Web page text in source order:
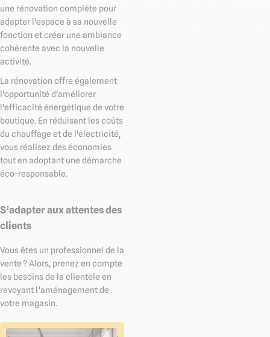
une rénovation complète pour
adapter l'espace à sa nouvelle
fonction et créer une ambiance
cohérente avec la nouvelle
activité.
La rénovation offre également
l'opportunité d'améliorer
l'efficacité énergétique de votre
boutique. En réduisant les coûts
du chauffage et de l'électricité,
vous réalisez des économies
tout en adoptant une démarche
éco-responsable.
S’adapter aux attentes des
clients
Vous êtes un professionnel de la
vente ? Alors, prenez en compte
les besoins de la clientèle en
revoyant l’aménagement de
votre magasin.